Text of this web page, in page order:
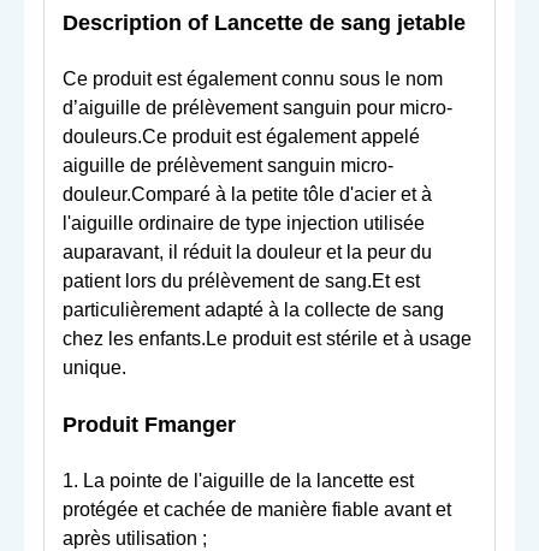
Description of Lancette de sang jetable
Ce produit est également connu sous le nom
d’aiguille de prélèvement sanguin pour micro-
douleurs.Ce produit est également appelé
aiguille de prélèvement sanguin micro-
douleur.Comparé à la petite tôle d'acier et à
l'aiguille ordinaire de type injection utilisée
auparavant, il réduit la douleur et la peur du
patient lors du prélèvement de sang.Et est
particulièrement adapté à la collecte de sang
chez les enfants.Le produit est stérile et à usage
unique.
Produit Fmanger
1. La pointe de l'aiguille de la lancette est
protégée et cachée de manière fiable avant et
après utilisation ;